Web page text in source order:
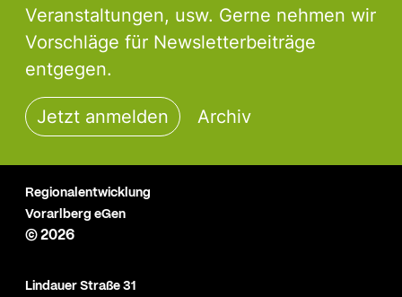
Veranstaltungen, usw. Gerne nehmen wir
Vorschläge für Newsletterbeiträge
entgegen.
Jetzt anmelden Archiv
Regionalentwicklung
Vorarlberg eGen
© 2026
Lindauer Straße 31